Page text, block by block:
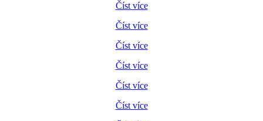
Číst více
Číst více
Číst více
Číst více
Číst více
Číst více